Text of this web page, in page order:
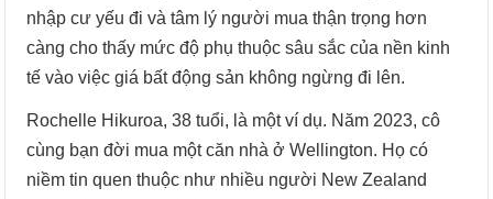
nhập cư yếu đi và tâm lý người mua thận trọng hơn
càng cho thấy mức độ phụ thuộc sâu sắc của nền kinh
tế vào việc giá bất động sản không ngừng đi lên.
Rochelle Hikuroa, 38 tuổi, là một ví dụ. Năm 2023, cô
cùng bạn đời mua một căn nhà ở Wellington. Họ có
niềm tin quen thuộc như nhiều người New Zealand